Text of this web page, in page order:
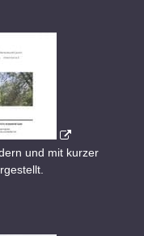
und mit kurzer